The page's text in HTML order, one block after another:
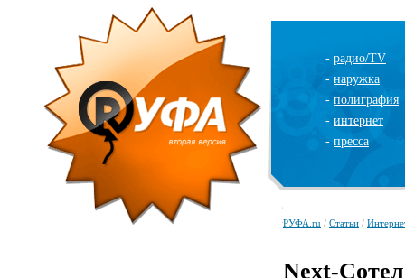
- радио/TV
- наружка
- полиграфия
- интернет
- пресса
РУФА.ru / Статьи /
Next-